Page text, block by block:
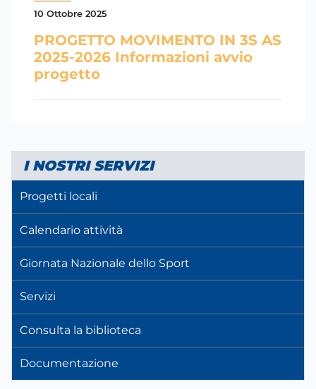
10 Ottobre 2025
PROGETTO MOVIMENTO IN 3S AS
2025-2026 Informazioni avvio
progetto
I NOSTRI SERVIZI
Progetti locali
Calendario attività
Giornata Nazionale dello Sport
Servizi
Consulta la biblioteca
Documentazione